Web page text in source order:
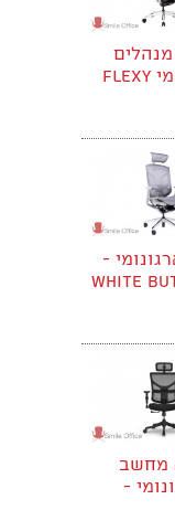
ארגונומי flexy
-
WHITE
מחשב
-